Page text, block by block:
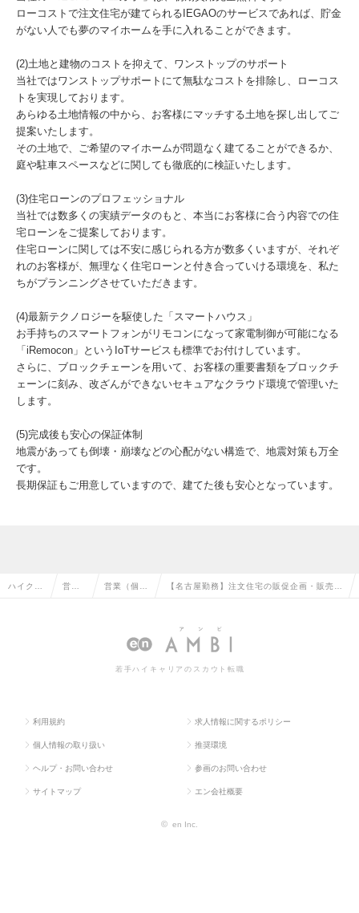
ローコストで注文住宅が建てられるIEGAOのサービスであれば、貯金
がない人でも夢のマイホームを手に入れることができます。
(2)土地と建物のコストを抑えて、ワンストップのサポート
当社ではワンストップサポートにて無駄なコストを排除し、ローコス
トを実現しております。
あらゆる土地情報の中から、お客様にマッチする土地を探し出してご
提案いたします。
その土地で、ご希望のマイホームが問題なく建てることができるか、
庭や駐車スペースなどに関しても徹底的に検証いたします。
(3)住宅ローンのプロフェッショナル
当社では数多くの実績データのもと、本当にお客様に合う内容での住
宅ローンをご提案しております。
住宅ローンに関しては不安に感じられる方が数多くいますが、それぞ
れのお客様が、無理なく住宅ローンと付き合っていける環境を、私た
ちがプランニングさせていただきます。
(4)最新テクノロジーを駆使した「スマートハウス」
お手持ちのスマートフォンがリモコンになって家電制御が可能になる
「iRemocon」というIoTサービスも標準でお付けしています。
さらに、ブロックチェーンを用いて、お客様の重要書類をブロックチ
ェーンに刻み、改ざんができないセキュアなクラウド環境で管理いた
します。
(5)完成後も安心の保証体制
地震があっても倒壊・崩壊などの心配がない構造で、地震対策も万全
です。
長期保証もご用意していますので、建てた後も安心となっています。
ハイクラ 営業 営業（個人 【名古屋勤務】注文住宅の販促企画・販売
求人情報
若手ハイキャリアのスカウト転職
利用規約 求人情報に関するポリシー
個人情報の取り扱い 推奨環境
ヘルプ・お問い合わせ 参画のお問い合わせ
サイトマップ エン会社概要
© en Inc.